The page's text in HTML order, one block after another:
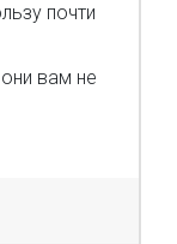
почти
вам не